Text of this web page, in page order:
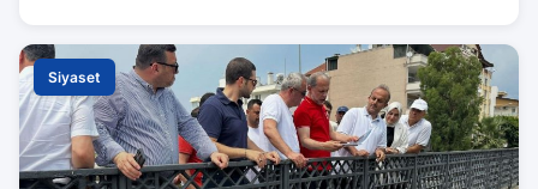
Siyaset